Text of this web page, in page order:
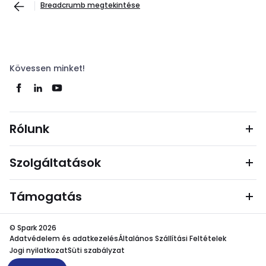
Breadcrumb megtekintése
Kövessen minket!
Rólunk
Szolgáltatások
Támogatás
© Spark 2026
Adatvédelem és adatkezelésÁltalános Szállítási Feltételek
Jogi nyilatkozatSüti szabályzat